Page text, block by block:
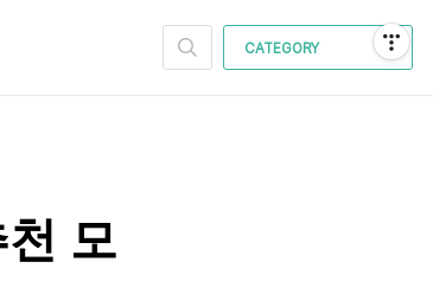
CATEGORY
모